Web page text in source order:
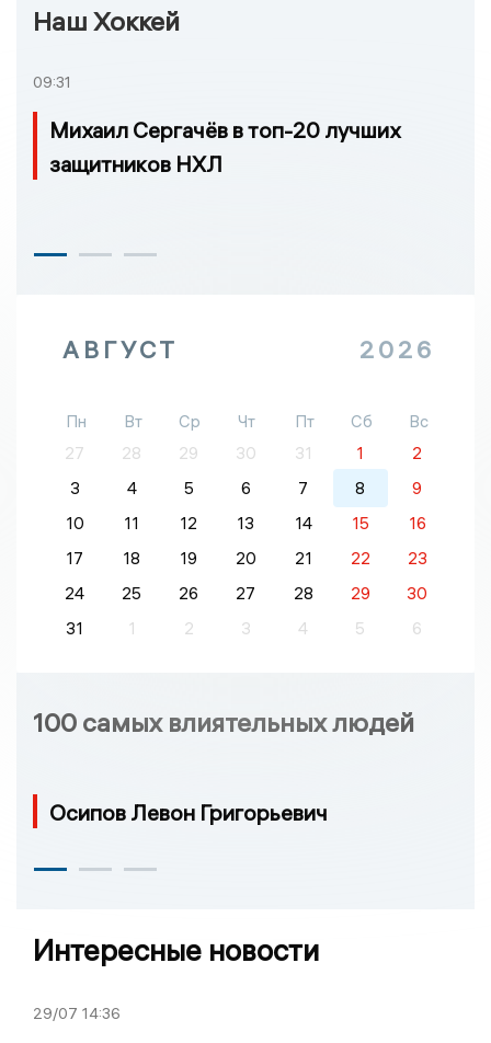
Наш Хоккей
09:31
Михаил Сергачёв в топ-20 лучших
защитников НХЛ
АВГУСТ 2026
Пн Вт Ср Чт Пт Сб
Вс
27
28 29 30 31 1
2
3
4 5 6 7 8
9
10
11 12 13 14 15
16
17
18 19 20 21 22
23
24
25 26 27 28 29
30
31
1 2 3 4 5 6
100 самых влиятельных людей
Осипов Левон Григорьевич
Интересные новости
29/07 14:36